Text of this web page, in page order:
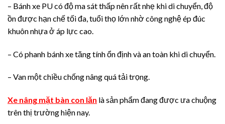
– Bánh xe PU có độ ma sát thấp nên rất nhẹ khi di chuyển, độ
ồn được hạn chế tối đa, tuổi thọ lớn nhờ công nghệ ép đúc
khuôn nhựa ở áp lực cao.
– Có phanh bánh xe tăng tính ổn định và an toàn khi di chuyển.
– Van một chiều chống nâng quá tải trọng.
Xe nâng mặt bàn con lăn là sản phẩm đang được ưa chuộng
trên thị trường hiện nay.